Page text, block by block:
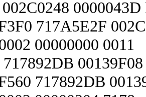
717A5E2F
00000000 0011
717892DB
717892DB